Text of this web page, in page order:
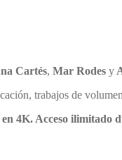
Cartés, Mar Rodes y
trabajos de
4K. Acceso ilimitado